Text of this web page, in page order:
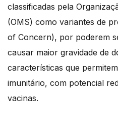
classificadas pela
(OMS) como variantes de
of Concern), por poderem
causar maior gravidade de
características que
imunitário, com potencial
vacinas.